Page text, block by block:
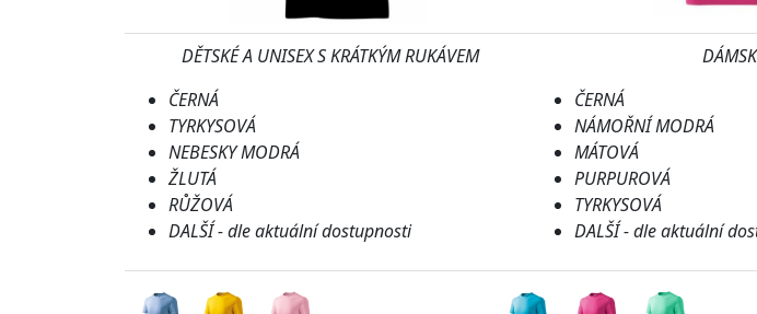
DĚTSKÉ A UNISEX S KRÁTKÝM RUKÁVEM
ČERNÁ
TYRKYSOVÁ
NEBESKY MODRÁ
ŽLUTÁ
RŮŽOVÁ
DALŠÍ - dle aktuální dostupnosti
ČERNÁ
NÁMOŘNÍ MODRÁ
MÁTOVÁ
PURPUROVÁ
TYRKYSOVÁ
DALŠÍ - dle aktuální